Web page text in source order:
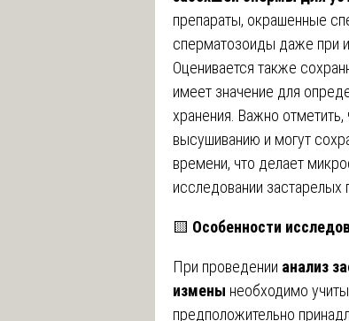
препараты, окрашенные
сперматозоиды даже при
Оценивается также
имеет значение для
хранения. Важно
высушиванию и могут
времени, что делает
исследовании застарелых
🟨 Особенности
При проведении анализ
измены необходимо
предположительно